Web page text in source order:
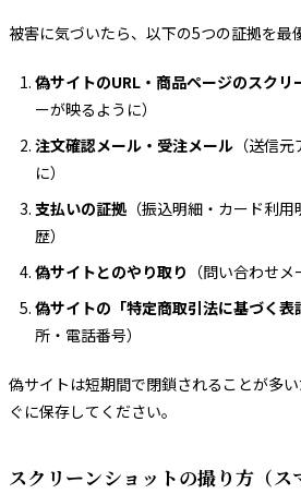
被害に気づいたら、以下の5つの証拠を最
偽サイトのURL・商品ページのスクリ
ーが映るように）
注文確認メール・受注メール （送信
に）
支払いの証拠 （振込明細・カード利
歴）
偽サイトとのやり取り （問い合わせ
偽サイトの「特定商取引法に基づく表
所・電話番号）
偽サイトは短期間で閉鎖されることが多
ぐに保存してください。
スクリーンショットの撮り方（ス